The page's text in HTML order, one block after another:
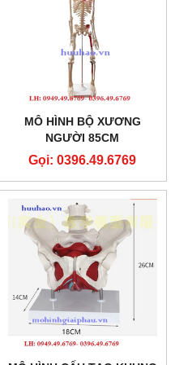
MÔ HÌNH BỘ XƯƠNG
NGƯỜI 85CM
Gọi: 0396.49.6769